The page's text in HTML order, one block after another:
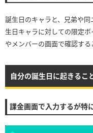
誕生日のキャラと、兄弟や
生日キャラに対しての限定
やメンバーの画面で確認する
自分の誕生日に起きるこ
課金画面で入力するが特